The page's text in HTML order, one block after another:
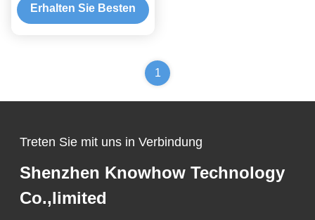
Elektronikwerkzeuge
Erhalten Sie Besten
1
Treten Sie mit uns in Verbindung
Shenzhen Knowhow Technology
Co.,limited